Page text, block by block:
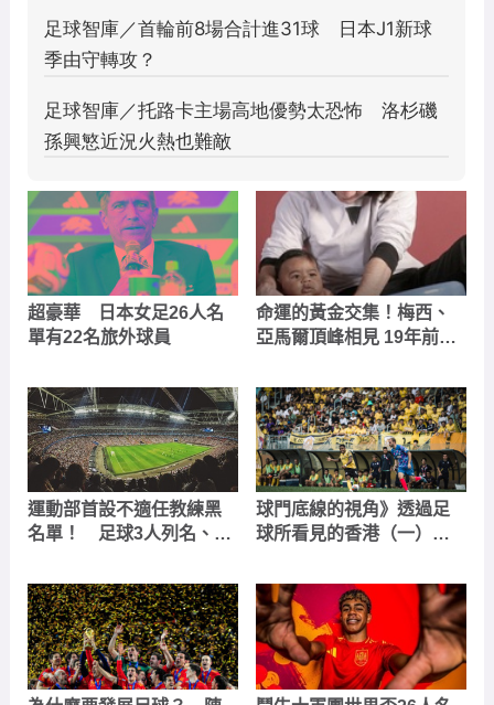
超豪華 日本女足26人名
單有22名旅外球員
命運的黃金交集！梅西、
亞馬爾頂峰相見 19年前
冠軍賽話題
運動部首設不適任教練黑
名單！ 足球3人列名、查
球門底線的視角》透過足
球所看見的香港（一）：
超最終輪